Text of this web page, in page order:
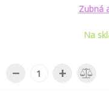
Zubná
Na
− +